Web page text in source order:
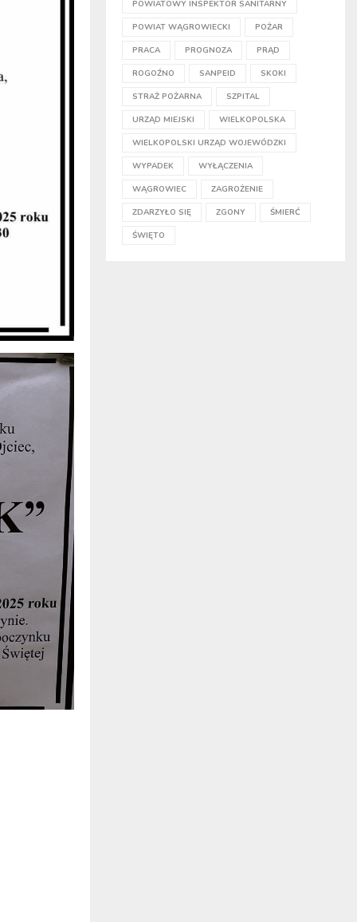
POWIATOWY INSPEKTOR SANITARNY
POWIAT WĄGROWIECKI POŻAR
PRACA PROGNOZA PRĄD
ROGOŹNO SANPEID SKOKI
STRAŻ POŻARNA SZPITAL
URZĄD MIEJSKI WIELKOPOLSKA
WIELKOPOLSKI URZĄD WOJEWÓDZKI
WYPADEK WYŁĄCZENIA
WĄGROWIEC ZAGROŻENIE
ZDARZYŁO SIĘ ZGONY ŚMIERĆ
ŚWIĘTO